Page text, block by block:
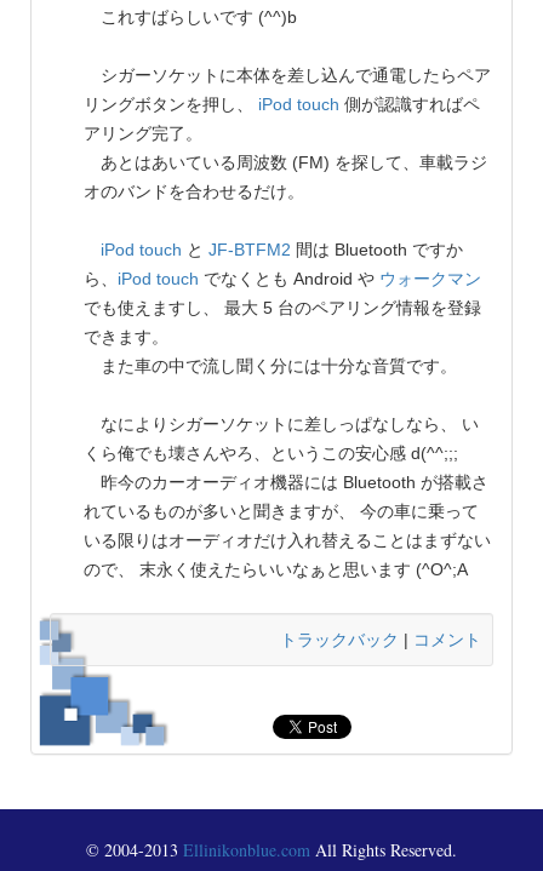
これすばらしいです (^^)b
シガーソケットに本体を差し込んで通電したらペア
リングボタンを押し、 iPod touch 側が認識すればペ
アリング完了。
あとはあいている周波数 (FM) を探して、車載ラジ
オのバンドを合わせるだけ。
iPod touch と JF-BTFM2 間は Bluetooth ですか
ら、 iPod touch でなくとも Android や ウォークマン
でも使えますし、 最大 5 台のペアリング情報を登録
できます。
また車の中で流し聞く分には十分な音質です。
なによりシガーソケットに差しっぱなしなら、 い
くら俺でも壊さんやろ、というこの安心感 d(^^;;;
昨今のカーオーディオ機器には Bluetooth が搭載さ
れているものが多いと聞きますが、 今の車に乗って
いる限りはオーディオだけ入れ替えることはまずない
ので、 末永く使えたらいいなぁと思います (^O^;A
トラックバック | コメント
© 2004-2013 Ellinikonblue.com All Rights Reserved.